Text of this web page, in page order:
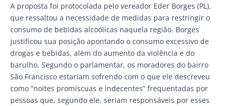
A proposta foi protocolada pelo vereador Eder Borges (PL),
que ressaltou a necessidade de medidas para restringir o
consumo de bebidas alcoólicas naquela região. Borges
justificou sua posição apontando o consumo excessivo de
drogas e bebidas, além do aumento da violência e do
barulho. Segundo o parlamentar, os moradores do bairro
São Francisco estariam sofrendo com o que ele descreveu
como “noites promíscuas e indecentes” frequentadas por
pessoas que, segundo ele, seriam responsáveis por esses